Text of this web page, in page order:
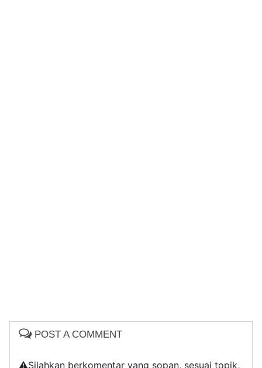
POST A COMMENT
⚠️Silahkan berkomentar yang sopan, sesuai topik,